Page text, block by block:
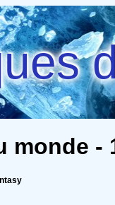
monde